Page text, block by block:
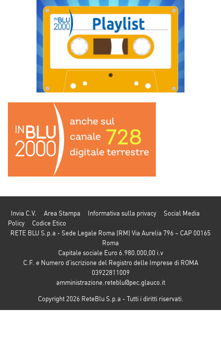
Invia C.V. Area Stampa Informativa sulla privacy
Social Media
Policy
Codice Etico
RETE BLU S.p.a - Sede Legale Roma (RM) Via Aurelia 796 – CAP 00165
Roma
Capitale sociale Euro 6.980.000,00 i.v
C.F. e Numero d’iscrizione del Registro delle Imprese di ROMA
03922811009
amministrazione.reteblu@pec.glauco.it
Copyright 2026 ReteBlu S.p.a - Tutti i diritti riservati.